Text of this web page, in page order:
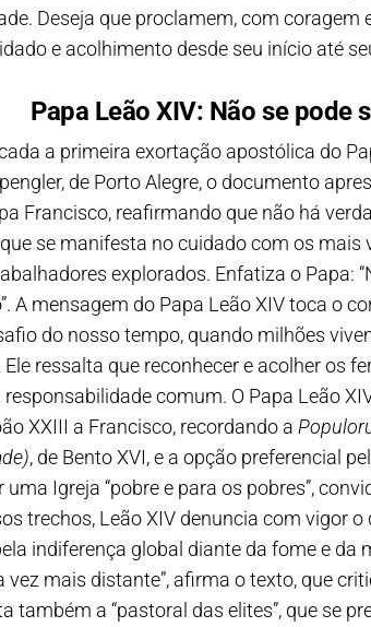
Deseja que proclamem, com
e acolhimento desde seu início até
Papa Leão XIV: Não se pode
a primeira exortação apostólica do
de Porto Alegre, o documento
Francisco, reafirmando que não há
se manifesta no cuidado com os
explorados. Enfatiza o
A mensagem do Papa Leão XIV toca o
do nosso tempo, quando milhões
ressalta que reconhecer e acolher os
comum. O Papa Leão
XXIII a Francisco, recordando a
, de Bento XVI, e a opção preferencial
Igreja “pobre e para os pobres”,
trechos, Leão XIV denuncia com vigor
indiferença global diante da fome e
mais distante”, afirma o texto, que
também a “pastoral das elites”, que se